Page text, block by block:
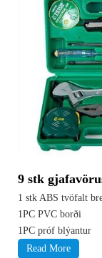
9 stk
1 stk ABS tvöfalt
1PC PVC borði
1PC próf blýantur
Read More